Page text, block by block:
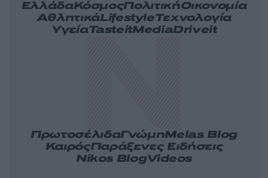
ΕλλάδαΚόσμοςΠολιτικήΟικονομία
ΑθλητικάLifestyleΤεχνολογία
ΥγείαTasteitMediaDriveit
ΠρωτοσέλιδαΓνώμηMelas Blog
ΚαιρόςΠαράξενες Ειδήσεις
Nikos BlogVideos